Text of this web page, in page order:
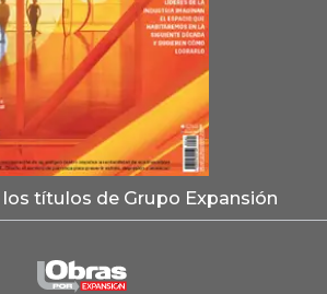
títulos de Grupo Expansión